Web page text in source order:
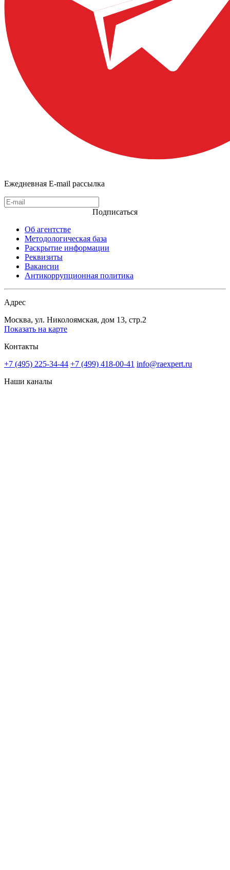
Ежедневная E-mail рассылка
Подписаться
Об агентстве
Методологическая база
Раскрытие информации
Реквизиты
Вакансии
Антикоррупционная политика
Адрес
Москва, ул. Николоямская, дом 13, стр.2
Показать на карте
Контакты
+7 (495) 225-34-44 +7 (499) 418-00-41 info@raexpert.ru
Наши каналы